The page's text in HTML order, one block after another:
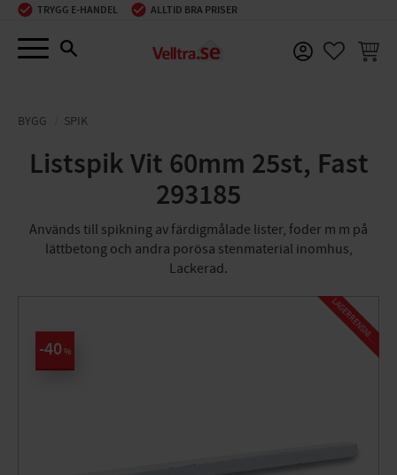
Meny
TRYGG E-HANDEL ALLTID BRA PRISER
BYGG SPIK
Listspik Vit 60mm 25st, Fast
293185
Används till spikning av färdigmålade lister, foder m m på
lättbetong och andra porösa stenmaterial inomhus,
Lackerad.
40 %
L
A
G
E
R
R
E
N
S
N
I
N
G